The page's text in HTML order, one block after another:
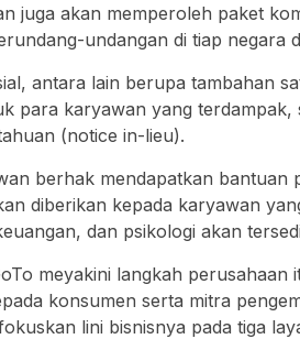
juga akan memperoleh paket
undangan di tiap negara
antara lain berupa tambahan
para karyawan yang terdampak,
(notice in-lieu).
berhak mendapatkan bantuan
diberikan kepada karyawan
dan psikologi akan
meyakini langkah perusahaan
konsumen serta mitra
lini bisnisnya pada tiga